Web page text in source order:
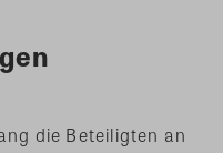
die Beteiligten an